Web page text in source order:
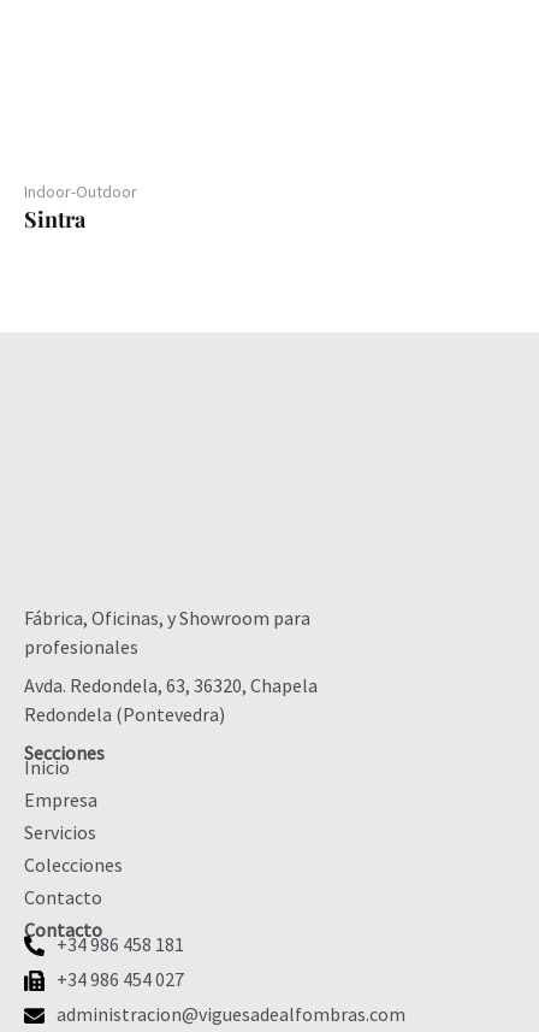
Indoor-Outdoor
Sintra
Fábrica, Oficinas, y Showroom para
profesionales
Avda. Redondela, 63, 36320, Chapela
Redondela (Pontevedra)
Secciones
Inicio
Empresa
Servicios
Colecciones
Contacto
Contacto
+34 986 458 181
+34 986 454 027
administracion@viguesadealfombras.com